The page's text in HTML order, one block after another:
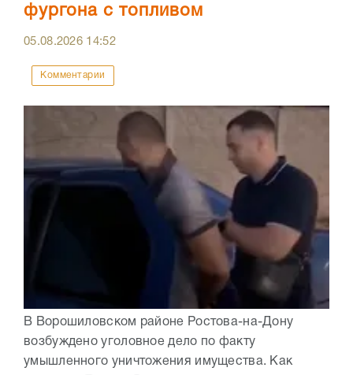
фургона с топливом
05.08.2026 14:52
Комментарии
В Ворошиловском районе Ростова-на-Дону
возбуждено уголовное дело по факту
умышленного уничтожения имущества. Как